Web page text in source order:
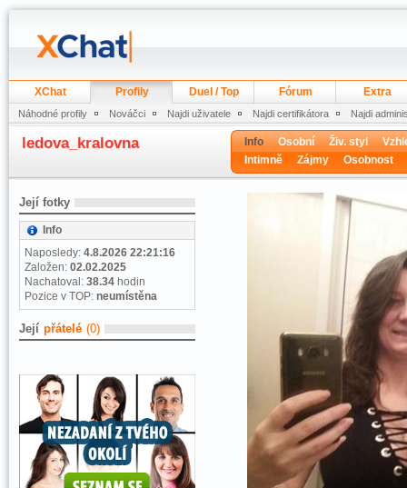
XChat Profily Duel / Top Fórum Extra
Náhodné profily Nováčci Najdi uživatele Najdi certifikátora Najdi
ledova_kralovna Info Osobní Živ. styl
Intimně
Zájmy Osobnost
Její fotky
Info
Naposledy: 4.8.2026 22:21:16
Založen: 02.02.2025
Nachatoval: 38.34 hodin
Pozice v TOP: neumístěna
Její přátelé (0)